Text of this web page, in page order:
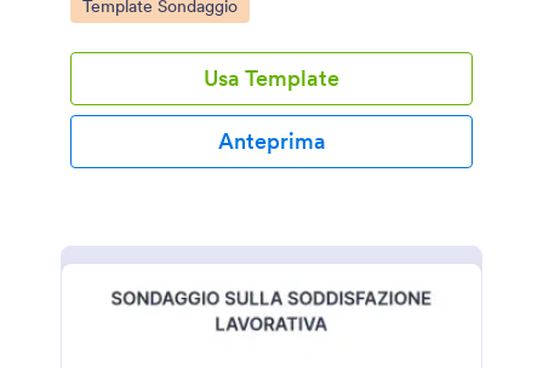
Go to Category:
Template Sondaggio
Usa Template
Anteprima